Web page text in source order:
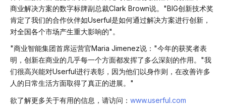
商业解决方案的数字标牌副总裁Clark Brown说。"BIG创新技术奖
肯定了我们的合作伙伴如Userful是如何通过解决方案进行创新，
对全国各个市场产生重大影响的"。
"商业智能集团首席运营官Maria Jimenez说："今年的获奖者表
明，创新在商业的几乎每一个方面都发挥了多么深刻的作用。"我
们很高兴能对Userful进行表彰，因为他们以身作则，在改善许多
人的日常生活方面取得了真正的进展。"
欲了解更多关于有用的信息，请访问： www.userful.com